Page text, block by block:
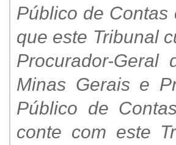
Público de
que este Tribunal
Procurador-
Minas Gerais e
Público de
conte com este